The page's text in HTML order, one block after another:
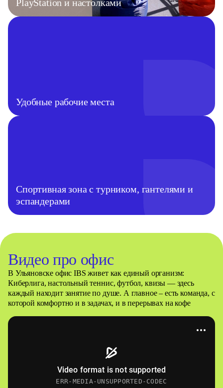
PlayStation и настолками
Удобные рабочие места
Спортивная зона с турником, гантелями и
эспандерами
Видео про офис
В Ульяновске офис IBS живет как единый организм:
Киберлига, настольный теннис, футбол, квизы — здесь
каждый находит занятие по душе. А главное – есть команда, с
которой комфортно и в задачах, и в перерывах на кофе